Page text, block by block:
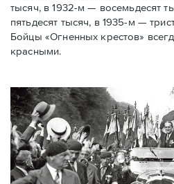
тысяч, в 1932-м — восемьдесят
пятьдесят тысяч, в 1935-м —
Бойцы «Огненных крестов»
красными.